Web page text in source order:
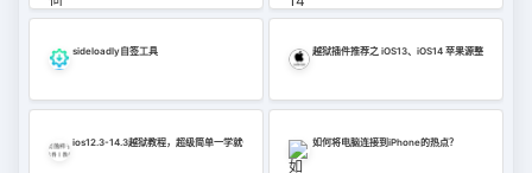
sideloadly自签工具 越狱插件推荐之 iOS13、iOS14 苹果源整合版
ios12.3-14.3越狱教程，超级简单一学就会，不学就废 如何将电脑连接到iPhone的热点？